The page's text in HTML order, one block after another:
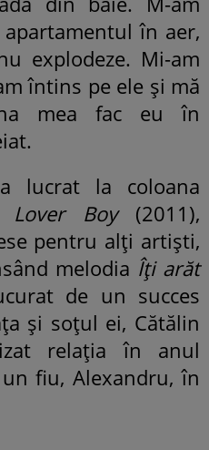
apartamentul în aer,
explodeze. Mi-am
întins pe ele și mă
mea fac eu în
lucrat la coloana
Lover Boy (2011),
pentru alți artiști,
melodia Îți arăt
de un succes
și soțul ei, Cătălin
relația în anul
fiu, Alexandru, în